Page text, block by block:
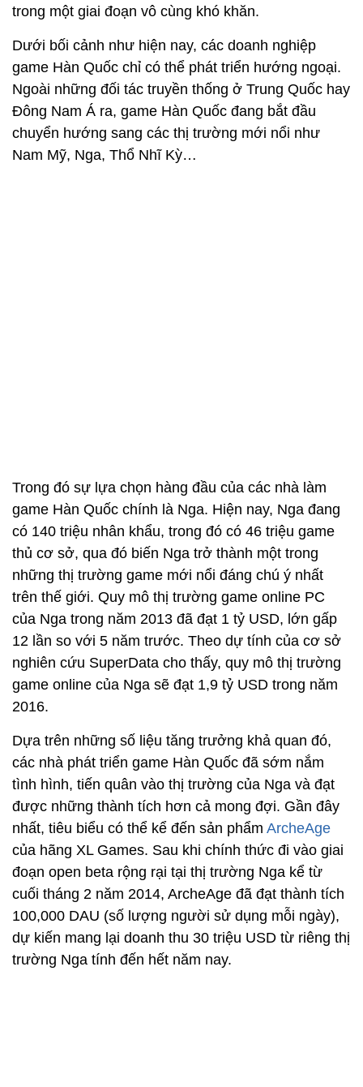
trong một giai đoạn vô cùng khó khăn.
Dưới bối cảnh như hiện nay, các doanh nghiệp
game Hàn Quốc chỉ có thể phát triển hướng ngoại.
Ngoài những đối tác truyền thống ở Trung Quốc hay
Đông Nam Á ra, game Hàn Quốc đang bắt đầu
chuyển hướng sang các thị trường mới nổi như
Nam Mỹ, Nga, Thổ Nhĩ Kỳ…
Trong đó sự lựa chọn hàng đầu của các nhà làm
game Hàn Quốc chính là Nga. Hiện nay, Nga đang
có 140 triệu nhân khẩu, trong đó có 46 triệu game
thủ cơ sở, qua đó biến Nga trở thành một trong
những thị trường game mới nổi đáng chú ý nhất
trên thế giới. Quy mô thị trường game online PC
của Nga trong năm 2013 đã đạt 1 tỷ USD, lớn gấp
12 lần so với 5 năm trước. Theo dự tính của cơ sở
nghiên cứu SuperData cho thấy, quy mô thị trường
game online của Nga sẽ đạt 1,9 tỷ USD trong năm
2016.
Dựa trên những số liệu tăng trưởng khả quan đó,
các nhà phát triển game Hàn Quốc đã sớm nắm
tình hình, tiến quân vào thị trường của Nga và đạt
được những thành tích hơn cả mong đợi. Gần đây
nhất, tiêu biểu có thể kể đến sản phẩm ArcheAge
của hãng XL Games. Sau khi chính thức đi vào giai
đoạn open beta rộng rại tại thị trường Nga kể từ
cuối tháng 2 năm 2014, ArcheAge đã đạt thành tích
100,000 DAU (số lượng người sử dụng mỗi ngày),
dự kiến mang lại doanh thu 30 triệu USD từ riêng thị
trường Nga tính đến hết năm nay.